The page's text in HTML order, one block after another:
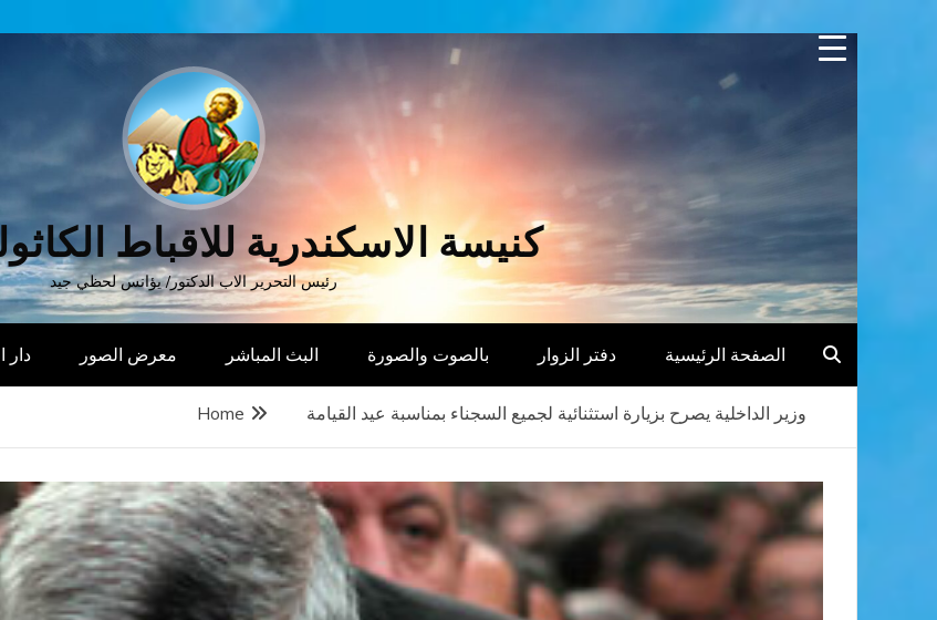
Skip
كنيسة الاسكندرية للاقباط
رئيس التحرير الاب الدكتور/ يؤانس لحظي جيد
الصفحة الرئيسية دفتر الزوار بالصوت والصورة البث المباشر معرض الصور
Home وزير الداخلية يصرح بزيارة استثنائية لجميع السجناء بمناسبة عيد القيامة